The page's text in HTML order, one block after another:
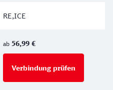
RE,ICE
ab 56,99 €
Verbindung prüfen